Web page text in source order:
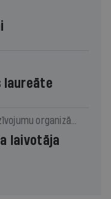
laureāte
laivotāja